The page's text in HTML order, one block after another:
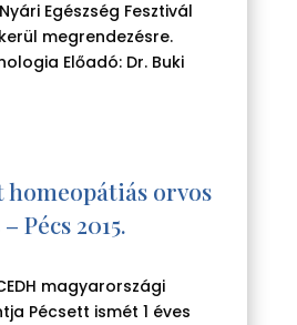
Egészség Fesztivál
megrendezésre.
Előadó: Dr. Buki
orvos
Pécs 2015.
magyarországi
Pécsett ismét 1 éves